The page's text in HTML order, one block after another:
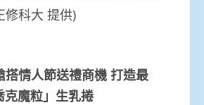
修科大 提供)
搭情人節送禮商機 打造最
克魔粒」生乳捲